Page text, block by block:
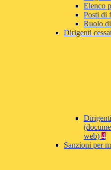
Elenco
Posti di
Ruolo
Dirigenti
web) 4
Sanzioni per